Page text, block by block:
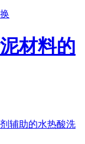
材料的
辅助的水热酸洗